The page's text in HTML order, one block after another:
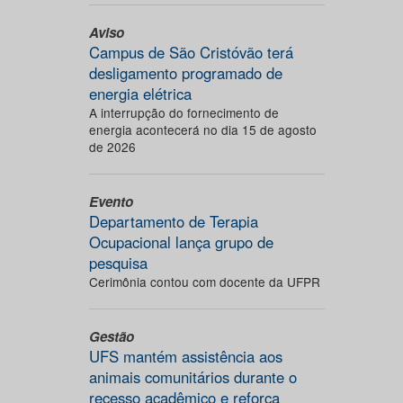
Aviso
Campus de São Cristóvão terá
desligamento programado de
energia elétrica
A interrupção do fornecimento de
energia acontecerá no dia 15 de agosto
de 2026
Evento
Departamento de Terapia
Ocupacional lança grupo de
pesquisa
Cerimônia contou com docente da UFPR
Gestão
UFS mantém assistência aos
animais comunitários durante o
recesso acadêmico e reforça